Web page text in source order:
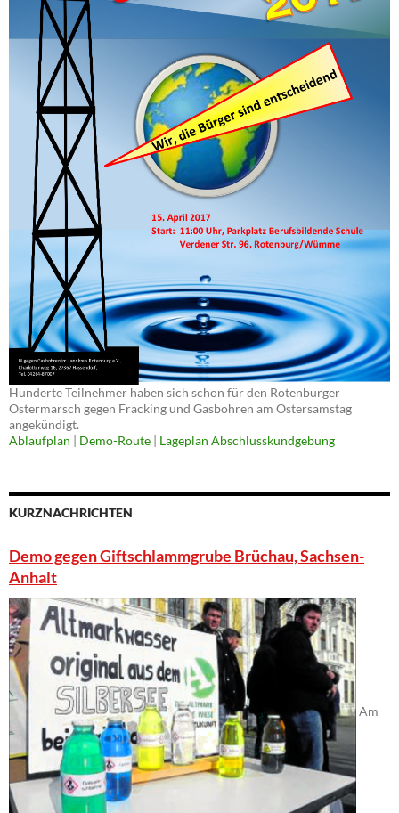
Hunderte Teilnehmer haben sich schon für den Rotenburger
Ostermarsch gegen Fracking und Gasbohren am Ostersamstag
angekündigt.
Ablaufplan | Demo-Route | Lageplan Abschlusskundgebung
KURZNACHRICHTEN
Demo gegen Giftschlammgrube Brüchau, Sachsen-
Anhalt
Am